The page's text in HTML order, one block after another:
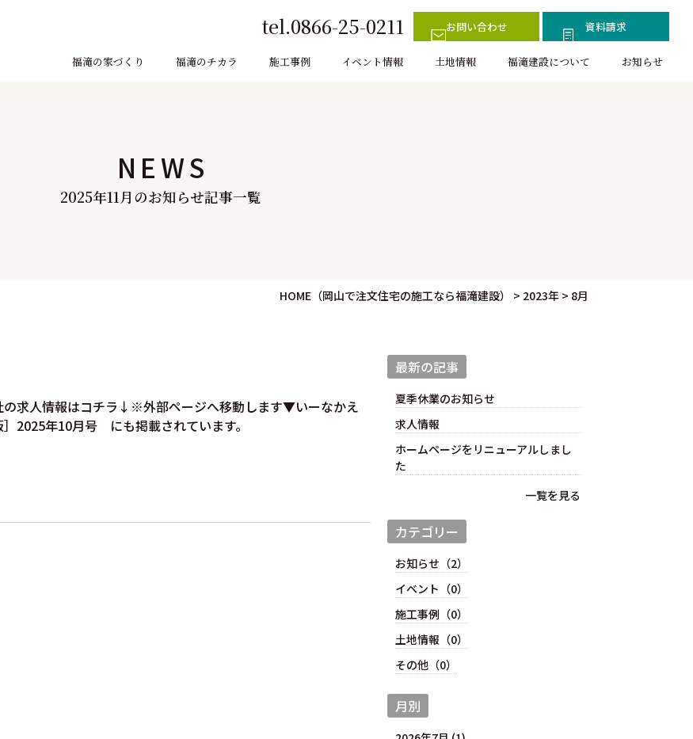
tel.0866-25-0211 お問い合わせ 資料請求
福滝の家づくり 福滝のチカラ 施工事例 イベント情報 土地情報 福滝建設について お知らせ
NEWS
2025年11月のお知らせ記事一覧
HOME （岡山で注文住宅の施工なら福滝建設） > 2023年 > 8月
の求人情報はコチラ↓※外部ページへ移動します▼いーなかえ
2025年10月号 にも掲載されています。
最新の記事
夏季休業のお知らせ
求人情報
ホームページをリニューアルしまし
た
一覧を見る
カテゴリー
お知らせ（2）
イベント（0）
施工事例（0）
土地情報（0）
その他（0）
月別